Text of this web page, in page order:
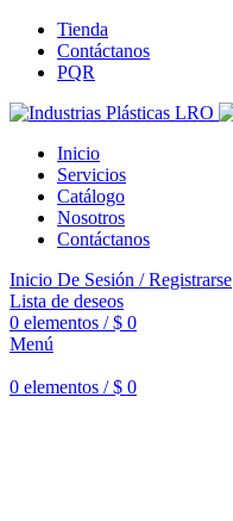
Tienda
Contáctanos
PQR
Inicio
Servicios
Catálogo
Nosotros
Contáctanos
Inicio De Sesión / Registrarse
Lista de deseos
0 elementos / $ 0
Menú
0 elementos / $ 0